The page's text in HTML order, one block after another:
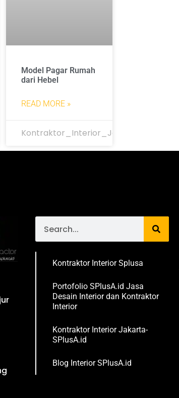
Model Pagar Rumah
dari Hebel
READ MORE »
Kontraktor_Interior_Jakarta
Kontraktor Interior Splusa
Portofolio SPlusA.id Jasa
Desain Interior dan Kontraktor
Interior
Kontraktor Interior Jakarta-
SPlusA.id
Blog Interior SPlusA.id